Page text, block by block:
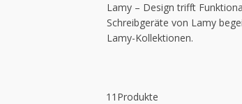
Lamy – Design trifft
Schreibgeräte von Lamy
Lamy-Kollektionen.
11 Produkte